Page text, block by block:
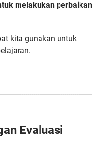
melakukan perbaikan
kita gunakan untuk
Evaluasi